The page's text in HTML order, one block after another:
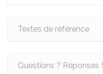
Textes de référence
Questions ? Réponses !